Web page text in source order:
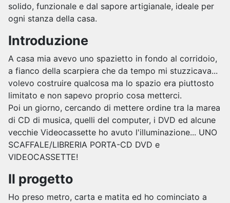
solido, funzionale e dal sapore artigianale, ideale per
ogni stanza della casa.
Introduzione
A casa mia avevo uno spazietto in fondo al corridoio,
a fianco della scarpiera che da tempo mi stuzzicava...
volevo costruire qualcosa ma lo spazio era piuttosto
limitato e non sapevo proprio cosa metterci.
Poi un giorno, cercando di mettere ordine tra la marea
di CD di musica, quelli del computer, i DVD ed alcune
vecchie Videocassette ho avuto l'illuminazione... UNO
SCAFFALE/LIBRERIA PORTA-CD DVD e
VIDEOCASSETTE!
Il progetto
Ho preso metro, carta e matita ed ho cominciato a